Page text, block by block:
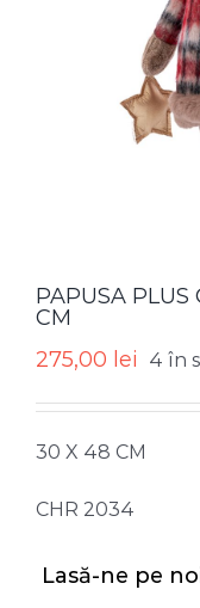
PAPUSA PLUS
CM
275,00 lei 4 în
30 X 48 CM
CHR 2034
Lasă-ne pe